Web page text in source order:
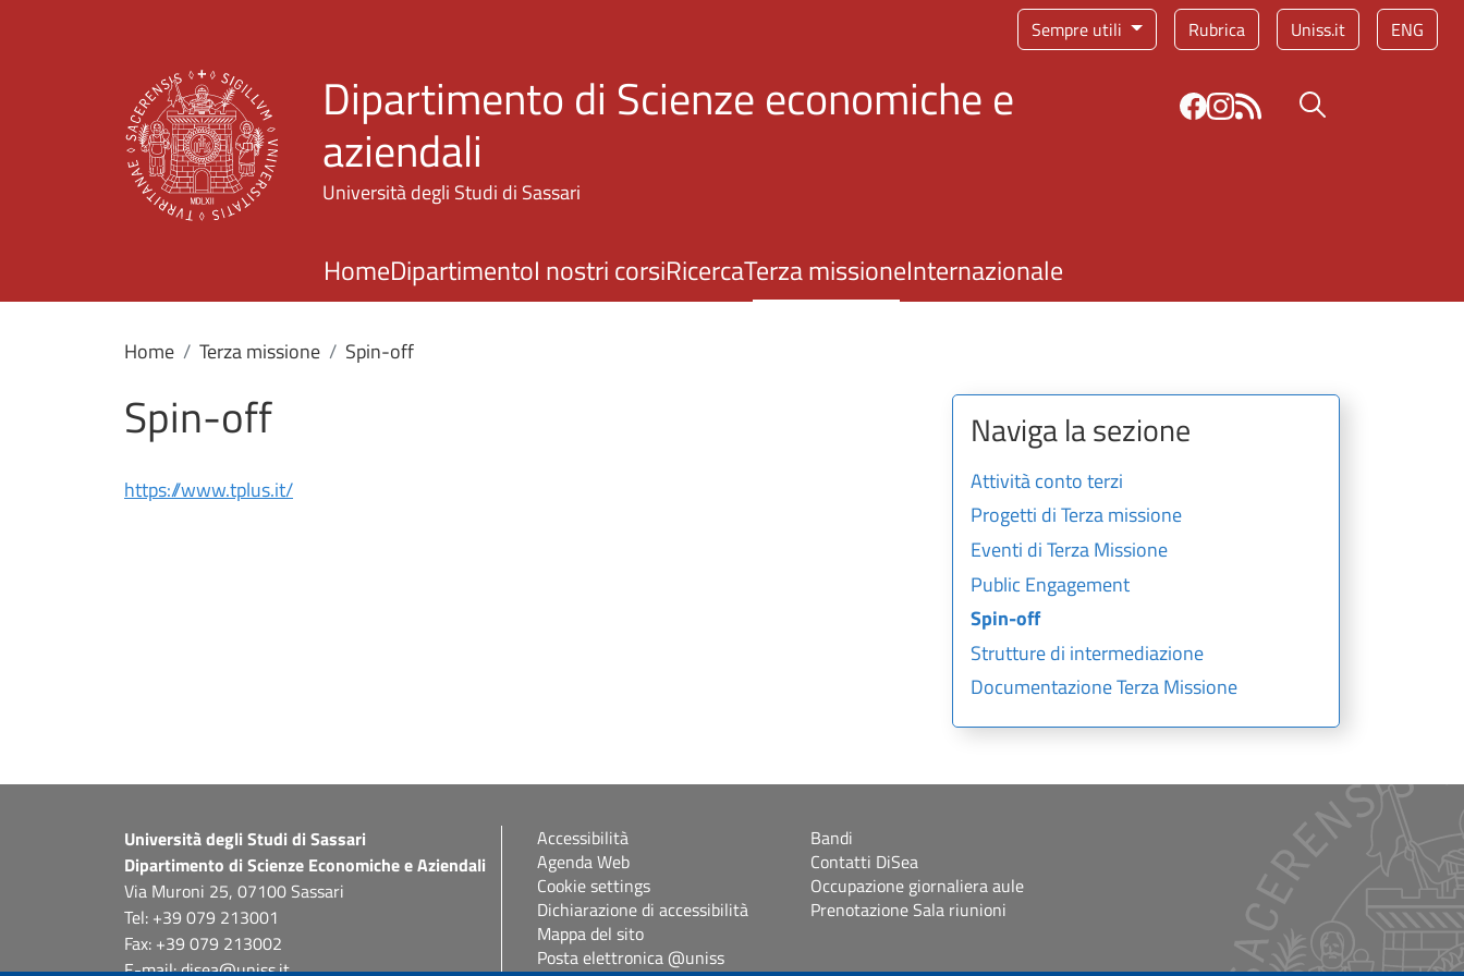
Sempre utili Rubrica Uniss.it ENG
Dipartimento di Scienze economiche e
aziendali
Università degli Studi di Sassari
Bottone cerca
HomeDipartimentoI nostri corsiRicercaTerza missioneInternazionale
Home Terza missione Spin-off
Spin-off
https://www.tplus.it/
Naviga la sezione
Attività conto terzi
Progetti di Terza missione
Eventi di Terza Missione
Public Engagement
Spin-off
Strutture di intermediazione
Documentazione Terza Missione
Università degli Studi di Sassari
Dipartimento di Scienze Economiche e Aziendali
Via Muroni 25, 07100 Sassari
Tel: +39 079 213001
Fax: +39 079 213002
E-mail: disea@uniss.it
Accessibilità
Agenda Web
Cookie settings
Dichiarazione di accessibilità
Mappa del sito
Posta elettronica @uniss
Bandi
Contatti DiSea
Occupazione giornaliera aule
Prenotazione Sala riunioni